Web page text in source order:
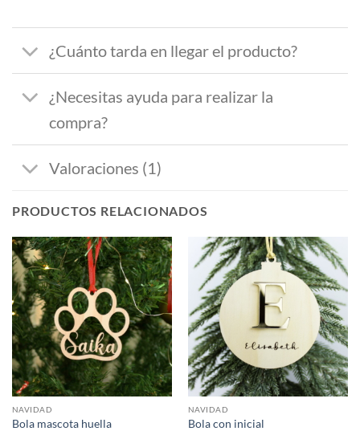
¿Cuánto tarda en llegar el producto?
¿Necesitas ayuda para realizar la
compra?
Valoraciones (1)
PRODUCTOS RELACIONADOS
NAVIDAD
Bola mascota huella
NAVIDAD
Bola con inicial